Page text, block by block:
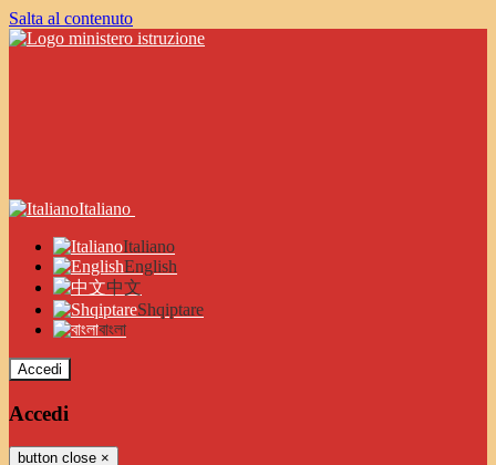
Salta al contenuto
Italiano
Italiano
English
中文
Shqiptare
বাংলা
Accedi
Accedi
button close ×